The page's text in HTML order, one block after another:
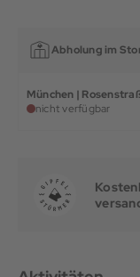
Abholung im
München |
nicht verfügbar